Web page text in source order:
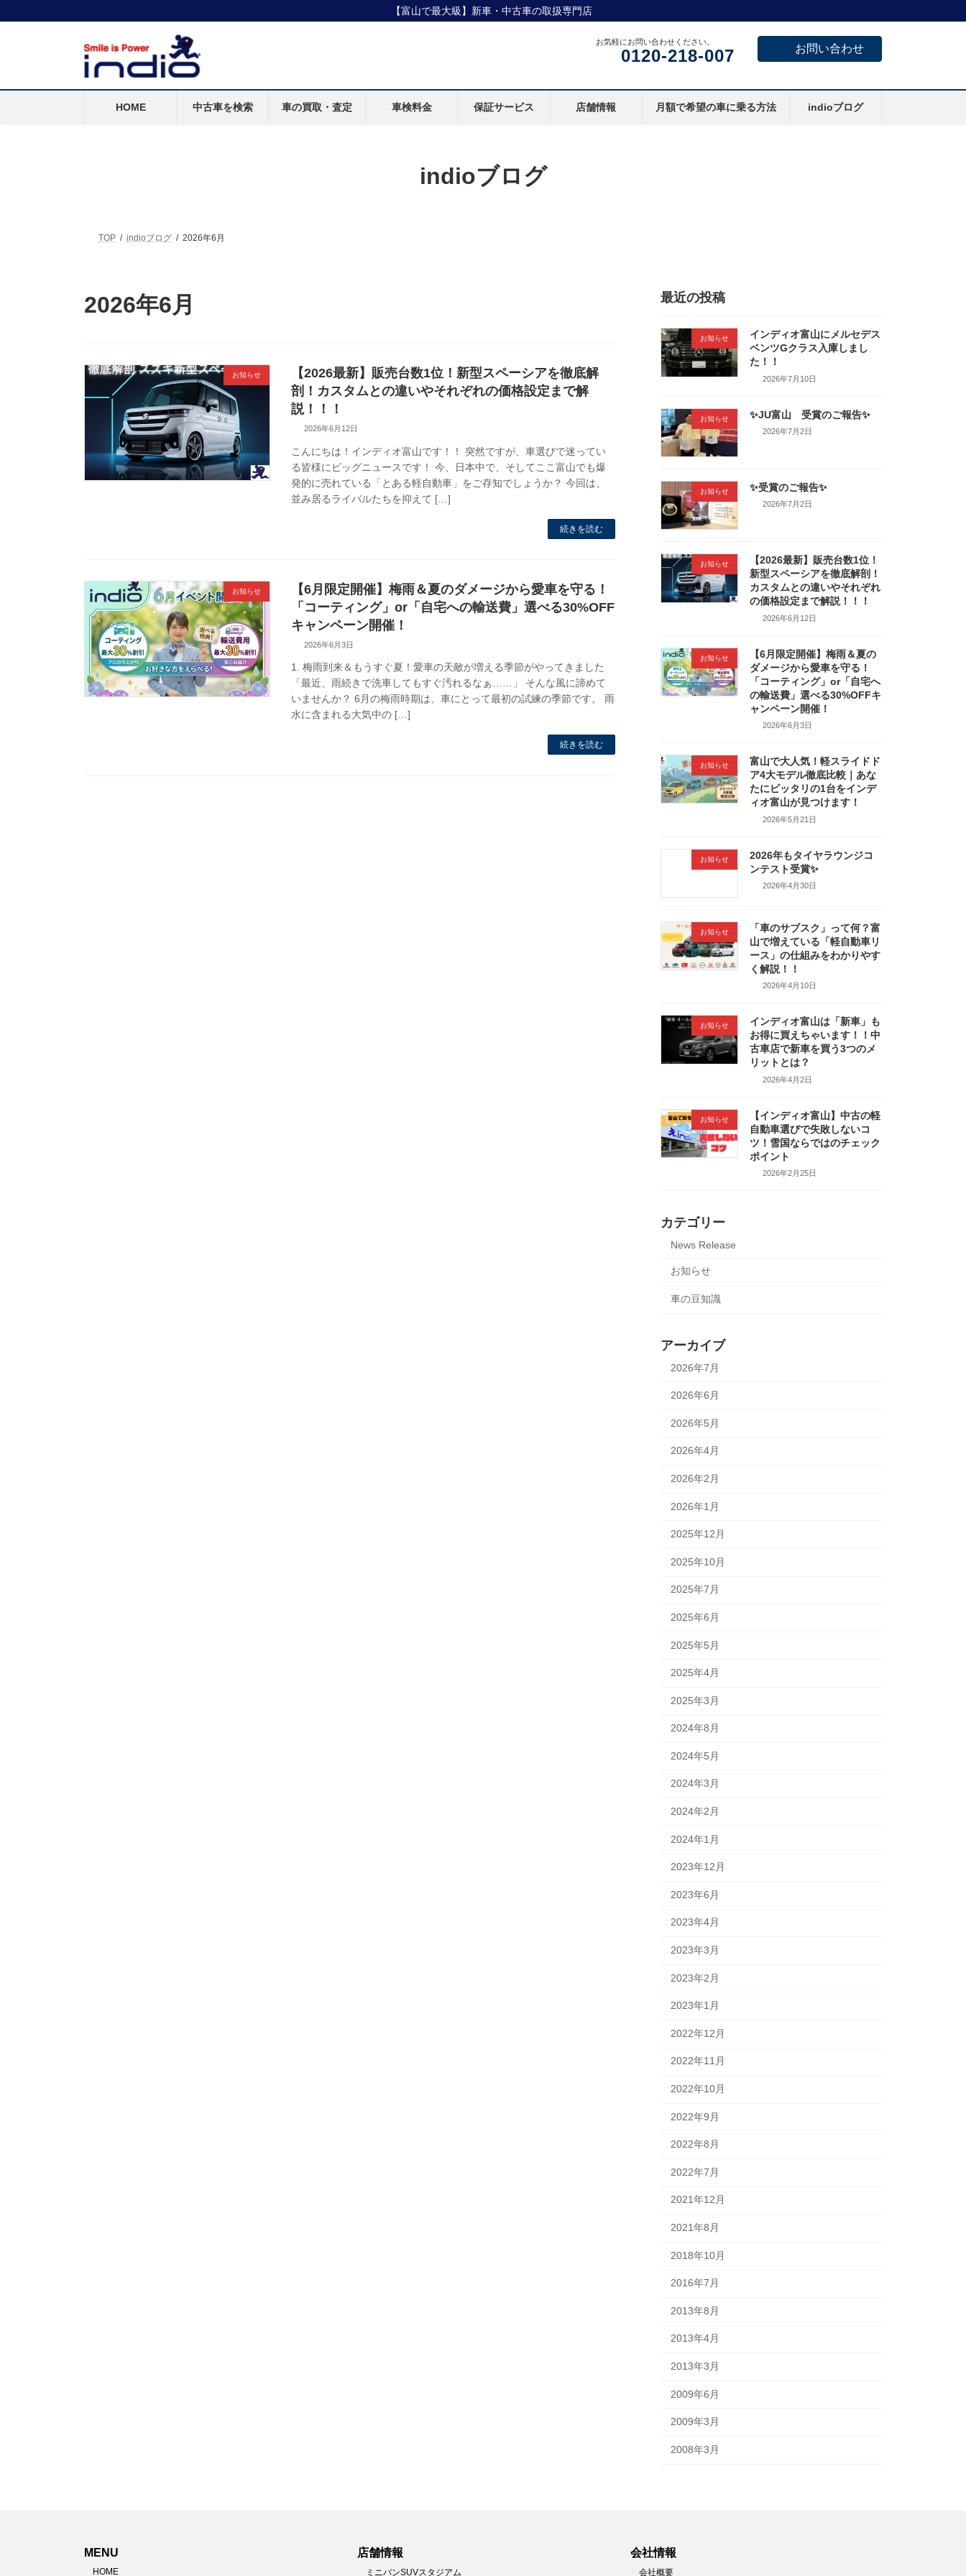
【富山で最大級】新車・中古車の取扱専門店
お気軽にお問い合わせください。
0120-218-007 お問い合わせ
HOME 中古車を検索 車の買取・査定 車検料金 保証サービス 店舗情報 月額で希望の車に乗る方法 indioブログ
indioブログ
TOP indioブログ 2026年6月
2026年6月
お知らせ
【2026最新】販売台数1位！新型スペーシアを徹底解
剖！カスタムとの違いやそれぞれの価格設定まで解
説！！！
2026年6月12日
こんにちは！インディオ富山です！！ 突然ですが、車選びで迷ってい
る皆様にビッグニュースです！ 今、日本中で、そしてここ富山でも爆
発的に売れている「とある軽自動車」をご存知でしょうか？ 今回は、
並み居るライバルたちを抑えて […]
続きを読む
お知らせ
【6月限定開催】梅雨＆夏のダメージから愛車を守る！
「コーティング」or「自宅への輸送費」選べる30%OFF
キャンペーン開催！
2026年6月3日
1. 梅雨到来＆もうすぐ夏！愛車の天敵が増える季節がやってきました
「最近、雨続きで洗車してもすぐ汚れるなぁ……」 そんな風に諦めて
いませんか？ 6月の梅雨時期は、車にとって最初の試練の季節です。 雨
水に含まれる大気中の […]
続きを読む
最近の投稿
お知らせ
インディオ富山にメルセデス
ベンツGクラス入庫しまし
た！！
2026年7月10日
お知らせ ✨JU富山 受賞のご報告✨
2026年7月2日
お知らせ ✨受賞のご報告✨
2026年7月2日
お知らせ
【2026最新】販売台数1位！
新型スペーシアを徹底解剖！
カスタムとの違いやそれぞれ
の価格設定まで解説！！！
2026年6月12日
お知らせ
【6月限定開催】梅雨＆夏の
ダメージから愛車を守る！
「コーティング」or「自宅へ
の輸送費」選べる30%OFFキ
ャンペーン開催！
2026年6月3日
お知らせ
富山で大人気！軽スライドド
ア4大モデル徹底比較｜あな
たにピッタリの1台をインデ
ィオ富山が見つけます！
2026年5月21日
お知らせ
2026年もタイヤラウンジコ
ンテスト受賞✨
2026年4月30日
お知らせ
「車のサブスク」って何？富
山で増えている「軽自動車リ
ース」の仕組みをわかりやす
く解説！！
2026年4月10日
お知らせ
インディオ富山は「新車」も
お得に買えちゃいます！！中
古車店で新車を買う3つのメ
リットとは？
2026年4月2日
お知らせ
【インディオ富山】中古の軽
自動車選びで失敗しないコ
ツ！雪国ならではのチェック
ポイント
2026年2月25日
カテゴリー
News Release
お知らせ
車の豆知識
アーカイブ
2026年7月
2026年6月
2026年5月
2026年4月
2026年2月
2026年1月
2025年12月
2025年10月
2025年7月
2025年6月
2025年5月
2025年4月
2025年3月
2024年8月
2024年5月
2024年3月
2024年2月
2024年1月
2023年12月
2023年6月
2023年4月
2023年3月
2023年2月
2023年1月
2022年12月
2022年11月
2022年10月
2022年9月
2022年8月
2022年7月
2021年12月
2021年8月
2018年10月
2016年7月
2013年8月
2013年4月
2013年3月
2009年6月
2009年3月
2008年3月
MENU
HOME
店舗情報
ミニバンSUVスタジアム
会社情報
会社概要